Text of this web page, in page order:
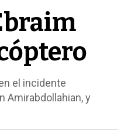
el incidente
Amirabdollahian, y